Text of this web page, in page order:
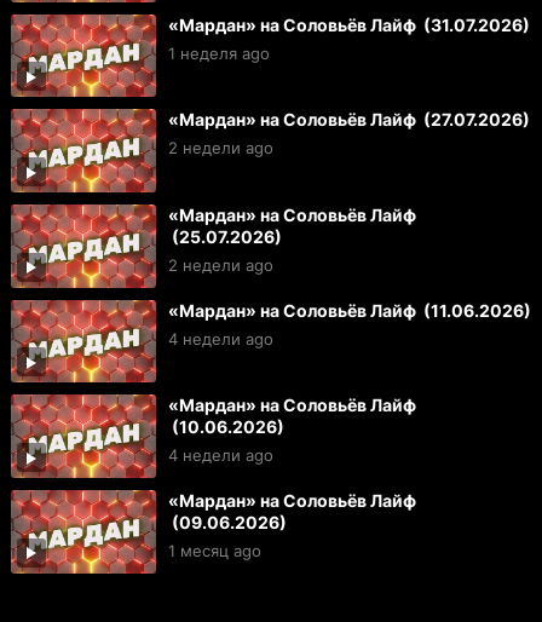
«Мардан» на Соловьёв Лайф (31.07.2026)
1 неделя ago
«Мардан» на Соловьёв Лайф (27.07.2026)
2 недели ago
«Мардан» на Соловьёв Лайф
(25.07.2026)
2 недели ago
«Мардан» на Соловьёв Лайф (11.06.2026)
4 недели ago
«Мардан» на Соловьёв Лайф
(10.06.2026)
4 недели ago
«Мардан» на Соловьёв Лайф
(09.06.2026)
1 месяц ago